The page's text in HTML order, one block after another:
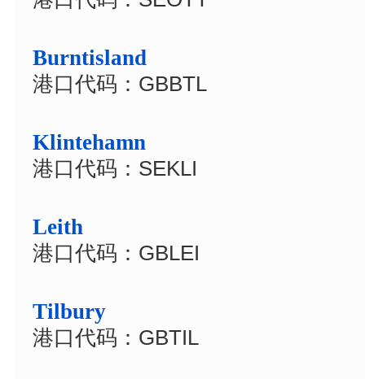
Burntisland
港口代码：GBBTL
Klintehamn
港口代码：SEKLI
Leith
港口代码：GBLEI
Tilbury
港口代码：GBTIL